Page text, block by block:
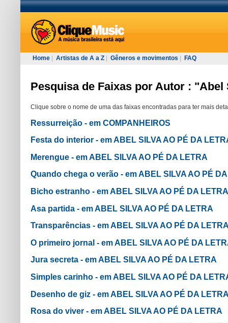
Home Artistas de A a Z Gêneros e movimentos FAQ
Pesquisa de Faixas por Autor : "Abel
Clique sobre o nome de uma das faixas encontradas para ter mais
Ressurreição - em COMPANHEIROS
Festa do interior - em ABEL SILVA AO PÉ DA
Merengue - em ABEL SILVA AO PÉ DA LETRA
Quando chega o verão - em ABEL SILVA AO PÉ
Bicho estranho - em ABEL SILVA AO PÉ DA LETRA
Asa partida - em ABEL SILVA AO PÉ DA LETRA
Transparências - em ABEL SILVA AO PÉ DA
O primeiro jornal - em ABEL SILVA AO PÉ DA
Jura secreta - em ABEL SILVA AO PÉ DA LETRA
Simples carinho - em ABEL SILVA AO PÉ DA
Desenho de giz - em ABEL SILVA AO PÉ DA
Rosa do viver - em ABEL SILVA AO PÉ DA LETRA